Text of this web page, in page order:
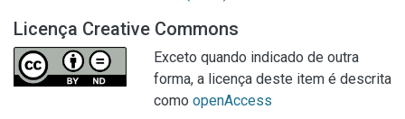
Licença Creative Commons
Exceto quando indicado de outra
forma, a licença deste item é descrita
como openAccess